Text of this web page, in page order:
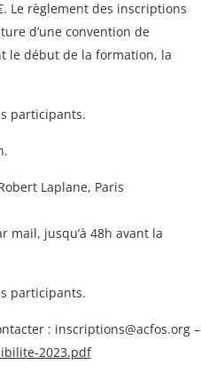
Le règlement des inscriptions
d’une convention de
le début de la formation, la
participants.
Laplane, Paris
jusqu’à 48h avant la
participants.
: inscriptions@acfos.org –
2023.pdf